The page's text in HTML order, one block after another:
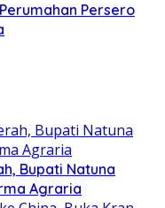
Persero
Bupati Natuna
Agraria